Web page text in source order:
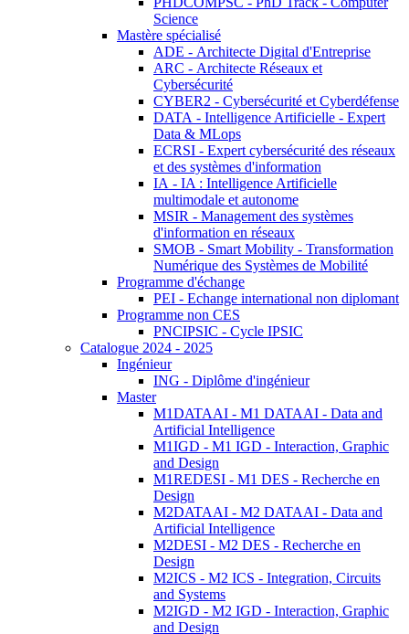
Science
Mastère spécialisé
ADE - Architecte Digital d'Entreprise
ARC - Architecte Réseaux et
Cybersécurité
CYBER2 - Cybersécurité et Cyberdéfense
DATA - Intelligence Artificielle - Expert
Data & MLops
ECRSI - Expert cybersécurité des réseaux
et des systèmes d'information
IA - IA : Intelligence Artificielle
multimodale et autonome
MSIR - Management des systèmes
d'information en réseaux
SMOB - Smart Mobility - Transformation
Numérique des Systèmes de Mobilité
Programme d'échange
PEI - Echange international non diplomant
Programme non CES
PNCIPSIC - Cycle IPSIC
Catalogue 2024 - 2025
Ingénieur
ING - Diplôme d'ingénieur
Master
M1DATAAI - M1 DATAAI - Data and
Artificial Intelligence
M1IGD - M1 IGD - Interaction, Graphic
and Design
M1REDESI - M1 DES - Recherche en
Design
M2DATAAI - M2 DATAAI - Data and
Artificial Intelligence
M2DESI - M2 DES - Recherche en
Design
M2ICS - M2 ICS - Integration, Circuits
and Systems
M2IGD - M2 IGD - Interaction, Graphic
and Design